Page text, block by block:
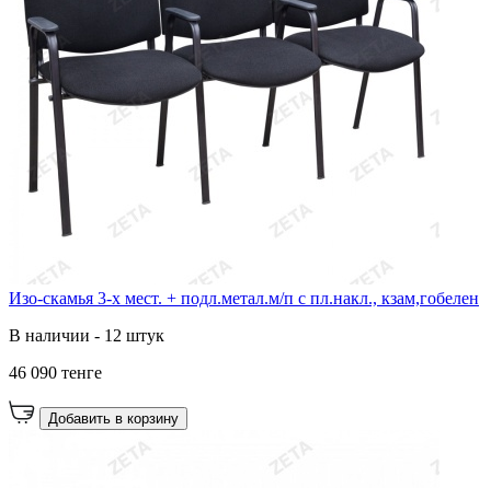
Изо-скамья 3-х мест. + подл.метал.м/п с пл.накл., кзам,гобелен
В наличии - 12 штук
46 090 тенге
Добавить в корзину